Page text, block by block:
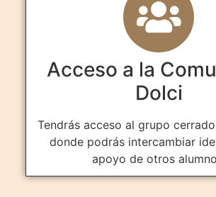
Acceso a la
Dolci
Tendrás acceso al grupo
donde podrás intercambiar
apoyo de otros